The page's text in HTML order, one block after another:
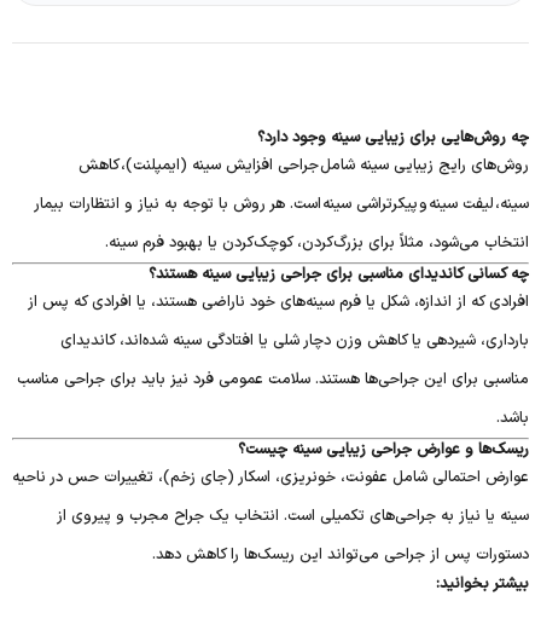
چه روش‌هایی برای زیبایی سینه وجود دارد؟
روش‌های رایج زیبایی سینه شامل جراحی افزایش سینه (ایمپلنت)، کاهش
سینه، لیفت سینه و پیکرتراشی سینه است. هر روش با توجه به نیاز و انتظارات بیمار
انتخاب می‌شود، مثلاً برای بزرگ‌کردن، کوچک‌کردن یا بهبود فرم سینه.
چه کسانی کاندیدای مناسبی برای جراحی زیبایی سینه هستند؟
افرادی که از اندازه، شکل یا فرم سینه‌های خود ناراضی هستند، یا افرادی که پس از
بارداری، شیردهی یا کاهش وزن دچار شلی یا افتادگی سینه شده‌اند، کاندیدای
مناسبی برای این جراحی‌ها هستند. سلامت عمومی فرد نیز باید برای جراحی مناسب
باشد.
ریسک‌ها و عوارض جراحی زیبایی سینه چیست؟
عوارض احتمالی شامل عفونت، خونریزی، اسکار (جای زخم)، تغییرات حس در ناحیه
سینه یا نیاز به جراحی‌های تکمیلی است. انتخاب یک جراح مجرب و پیروی از
دستورات پس از جراحی می‌تواند این ریسک‌ها را کاهش دهد.
بیشتر بخوانید: